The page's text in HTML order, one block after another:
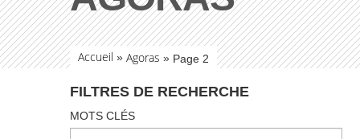
Accueil » Agoras » Page 2
FILTRES DE RECHERCHE
MOTS CLÉS